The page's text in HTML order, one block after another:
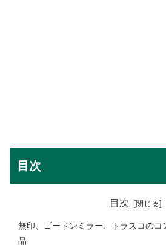
目次
目次
無印、ゴードンミラー、トラスコのコ
品